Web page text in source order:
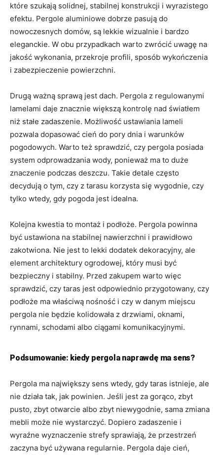
które szukają solidnej, stabilnej konstrukcji i wyrazistego
efektu. Pergole aluminiowe dobrze pasują do
nowoczesnych domów, są lekkie wizualnie i bardzo
eleganckie. W obu przypadkach warto zwrócić uwagę na
jakość wykonania, przekroje profili, sposób wykończenia
i zabezpieczenie powierzchni.
Drugą ważną sprawą jest dach. Pergola z regulowanymi
lamelami daje znacznie większą kontrolę nad światłem
niż stałe zadaszenie. Możliwość ustawiania lameli
pozwala dopasować cień do pory dnia i warunków
pogodowych. Warto też sprawdzić, czy pergola posiada
system odprowadzania wody, ponieważ ma to duże
znaczenie podczas deszczu. Takie detale często
decydują o tym, czy z tarasu korzysta się wygodnie, czy
tylko wtedy, gdy pogoda jest idealna.
Kolejna kwestia to montaż i podłoże. Pergola powinna
być ustawiona na stabilnej nawierzchni i prawidłowo
zakotwiona. Nie jest to lekki dodatek dekoracyjny, ale
element architektury ogrodowej, który musi być
bezpieczny i stabilny. Przed zakupem warto więc
sprawdzić, czy taras jest odpowiednio przygotowany, czy
podłoże ma właściwą nośność i czy w danym miejscu
pergola nie będzie kolidowała z drzwiami, oknami,
rynnami, schodami albo ciągami komunikacyjnymi.
Podsumowanie: kiedy pergola naprawdę ma sens?
Pergola ma największy sens wtedy, gdy taras istnieje, ale
nie działa tak, jak powinien. Jeśli jest za gorąco, zbyt
pusto, zbyt otwarcie albo zbyt niewygodnie, sama zmiana
mebli może nie wystarczyć. Dopiero zadaszenie i
wyraźne wyznaczenie strefy sprawiają, że przestrzeń
zaczyna być używana regularnie. Pergola daje cień,